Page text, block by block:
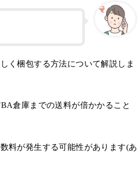
く梱包する方法について解説しま
倉庫までの送料が倍かかること
料が発生する可能性があります(あ